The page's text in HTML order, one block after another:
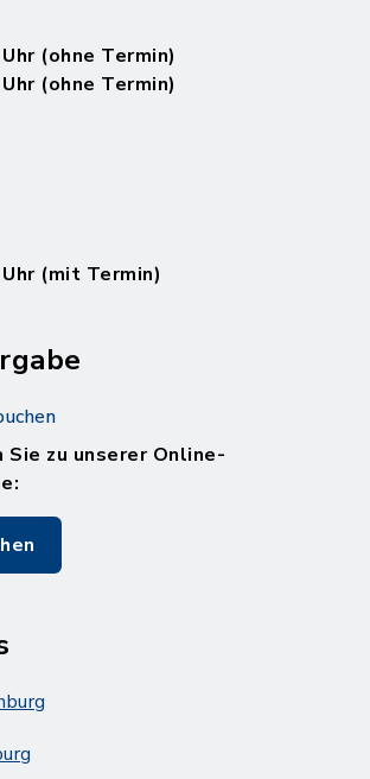
(ohne Termin)
(ohne Termin)
(mit Termin)
Sie zu unserer Online-